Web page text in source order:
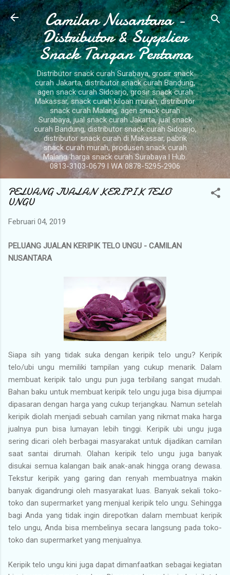
Langsung ke konten utama
Camilan Nusantara -
Distributor & Supplier
Snack Tangan Pertama
Distributor snack curah Surabaya, grosir snack
curah Jakarta, distributor snack curah Bandung,
agen snack curah Sidoarjo, grosir snack curah
Makassar, snack curah kiloan murah, distributor
snack curah Malang, agen snack curah
Surabaya, jual snack curah Jakarta, jual snack
curah Bandung, distributor snack curah Sidoarjo,
distributor snack curah di Makassar, pabrik
snack curah murah, produsen snack curah
Malang, harga snack curah Surabaya l Hub.
0813-3103-0679 l WA 0878-5295-2906
PELUANG JUALAN KERIPIK TELO
UNGU
Februari 04, 2019
PELUANG JUALAN KERIPIK TELO UNGU - CAMILAN
NUSANTARA
Siapa sih yang tidak suka dengan keripik telo ungu? Keripik
telo/ubi ungu memiliki tampilan yang cukup menarik. Dalam
membuat keripik talo ungu pun juga terbilang sangat mudah.
Bahan baku untuk membuat keripik telo ungu juga bisa dijumpai
dipasaran dengan harga yang cukup terjangkau. Namun setelah
keripik diolah menjadi sebuah camilan yang nikmat maka harga
jualnya pun bisa lumayan lebih tinggi. Keripik ubi ungu juga
sering dicari oleh berbagai masyarakat untuk dijadikan camilan
saat santai dirumah. Olahan keripik telo ungu juga banyak
disukai semua kalangan baik anak-anak hingga orang dewasa.
Tekstur keripik yang garing dan renyah membuatnya makin
banyak digandrungi oleh masyarakat luas. Banyak sekali toko-
toko dan supermarket yang menjual keripik telo ungu. Sehingga
bagi Anda yang tidak ingin direpotkan dalam membuat keripik
telo ungu, Anda bisa membelinya secara langsung pada toko-
toko dan supermarket yang menjualnya.
Keripik telo ungu kini juga dapat dimanfaatkan sebagai kegiatan